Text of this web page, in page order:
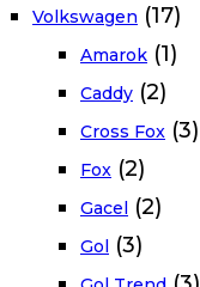
Volkswagen (17)
Amarok (1)
Caddy (2)
Cross Fox (3)
Fox (2)
Gacel (2)
Gol (3)